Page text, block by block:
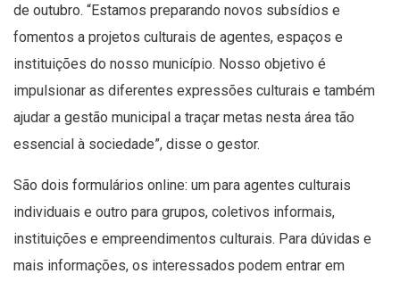
de outubro. “Estamos preparando novos subsídios e
fomentos a projetos culturais de agentes, espaços e
instituições do nosso município. Nosso objetivo é
impulsionar as diferentes expressões culturais e também
ajudar a gestão municipal a traçar metas nesta área tão
essencial à sociedade”, disse o gestor.
São dois formulários online: um para agentes culturais
individuais e outro para grupos, coletivos informais,
instituições e empreendimentos culturais. Para dúvidas e
mais informações, os interessados podem entrar em